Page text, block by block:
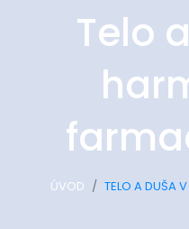
Telo
ÚVOD TELO A DUŠA